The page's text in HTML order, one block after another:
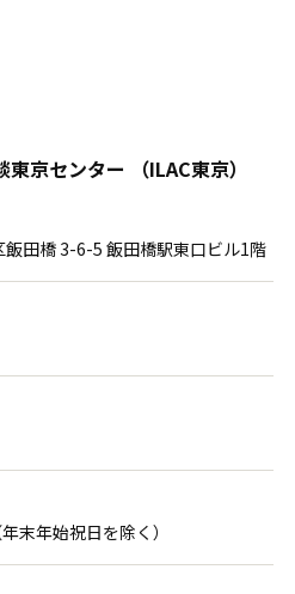
東京センター （ILAC東京）
田橋 3-6-5 飯田橋駅東口ビル1階
末年始祝日を除く）